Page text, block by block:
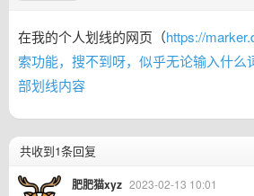
在我的个人划线的网页（https://
索功能，搜不到呀，似乎无论输入什么
部划线内容
共收到1条回复
肥肥猫xyz 2023-02-13 10:01